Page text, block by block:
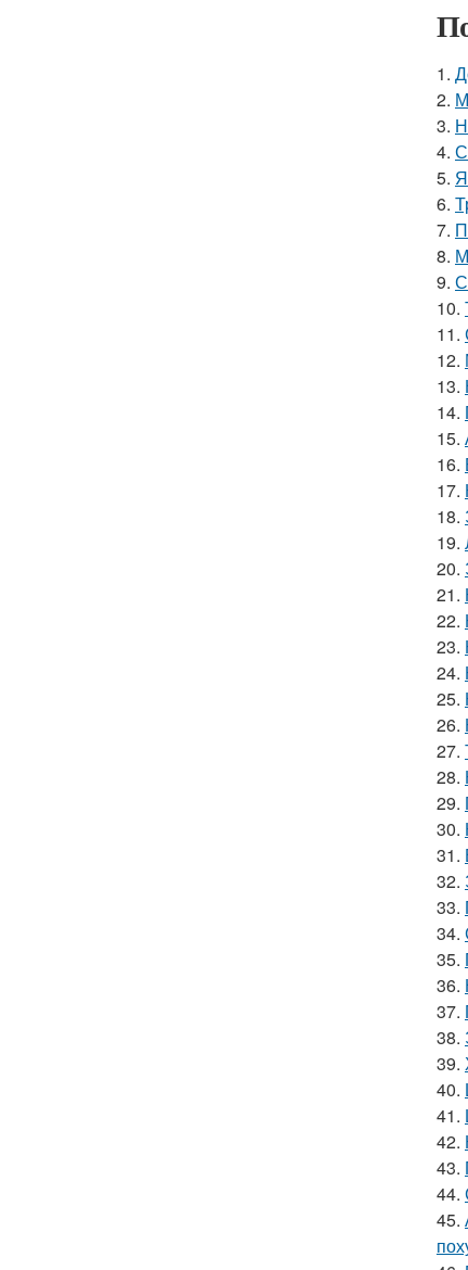
1.
2.
3.
4.
5.
6.
7.
8.
9.
10.
11.
12.
13.
14.
15.
16.
17.
18.
19.
20.
21.
22.
23.
24.
25.
26.
27.
28.
29.
30.
31.
32.
33.
34.
35.
36.
37.
38.
39.
40.
41.
42.
43.
44.
45.